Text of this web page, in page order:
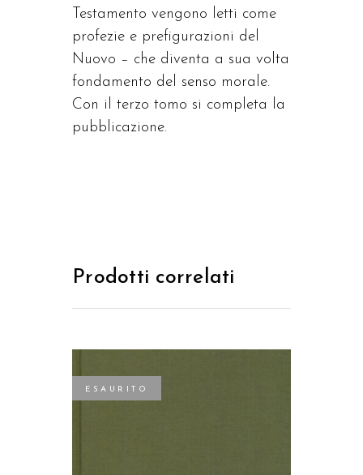
Testamento vengono letti come
profezie e prefigurazioni del
Nuovo – che diventa a sua volta
fondamento del senso morale.
Con il terzo tomo si completa la
pubblicazione.
Prodotti correlati
ESAURITO